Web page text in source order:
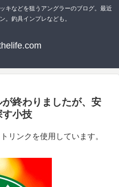
キなどを狙うアングラーのブログ。最近
。釣具インプレなども。
終わりましたが、安
す小技
リンクを使用しています。